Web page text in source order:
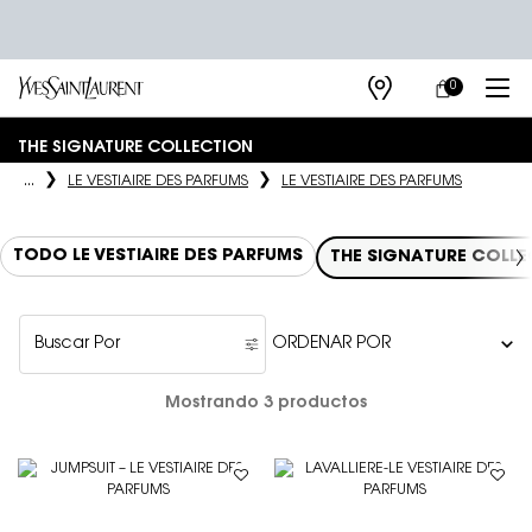
TIENDAS
MI
CARRITO
0
0 PRODUCTO
THE SIGNATURE COLLECTION
... LE VESTIAIRE DES PARFUMS​ LE VESTIAIRE DES PARFUMS
TODO LE VESTIAIRE DES PARFUMS THE SIGNATURE
Buscar Por
Filters menu
Mostrando 3 productos